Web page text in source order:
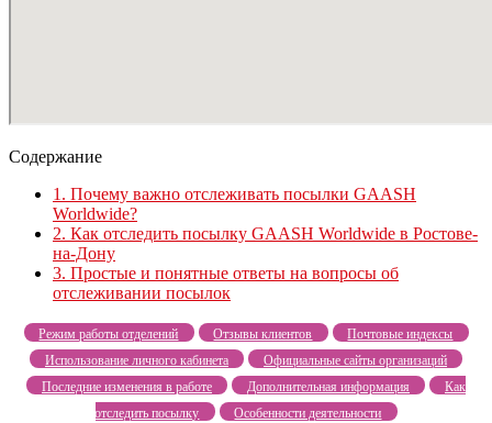
Содержание
1. Почему важно отслеживать посылки GAASH
Worldwide?
2. Как отследить посылку GAASH Worldwide в Ростове-
на-Дону
3. Простые и понятные ответы на вопросы об
отслеживании посылок
Режим работы отделений Отзывы клиентов
Почтовые индексы
Использование личного кабинета
Официальные сайты организаций
Последние изменения в работе
Дополнительная информация
Как
отследить посылку
Особенности деятельности